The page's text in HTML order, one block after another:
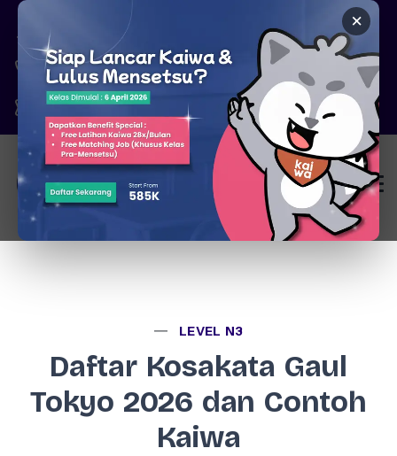
×
Pare, Kediri - Jawa Timur
6287777326344
marketing@kaiwa.id
Login
LEVEL N3
Daftar Kosakata Gaul
Tokyo 2026 dan Contoh
Kaiwa